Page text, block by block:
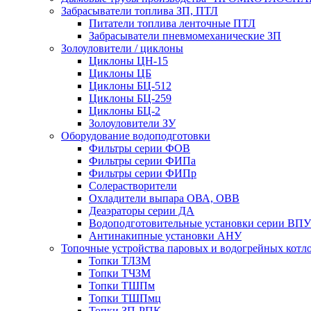
Забрасыватели топлива ЗП, ПТЛ
Питатели топлива ленточные ПТЛ
Забрасыватели пневмомеханические ЗП
Золоуловители / циклоны
Циклоны ЦН-15
Циклоны ЦБ
Циклоны БЦ-512
Циклоны БЦ-259
Циклоны БЦ-2
Золоуловители ЗУ
Оборудование водоподготовки
Фильтры серии ФОВ
Фильтры серии ФИПа
Фильтры серии ФИПр
Солерастворители
Охладители выпара ОВА, ОВВ
Деаэраторы серии ДА
Водоподготовительные установки серии ВПУ
Антинакипные установки АНУ
Топочные устройства паровых и водогрейных
Топки ТЛЗМ
Топки ТЧЗМ
Топки ТШПм
Топки ТШПмц